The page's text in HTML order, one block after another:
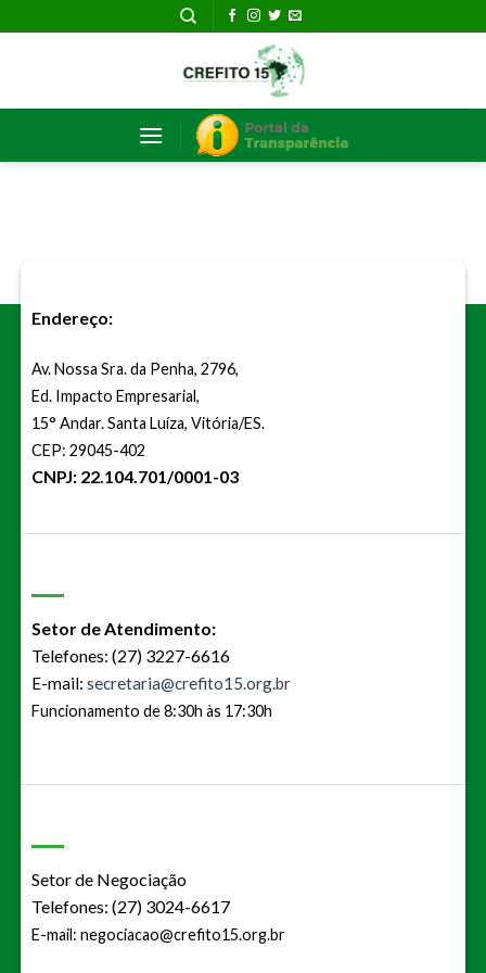
Endereço:
Av. Nossa Sra. da Penha, 2796,
Ed. Impacto Empresarial,
15° Andar. Santa Luíza, Vitória/ES.
CEP: 29045-402
CNPJ: 22.104.701/0001-03
Setor de Atendimento:
Telefones: (27) 3227-6616
E-mail: secretaria@crefito15.org.br
Funcionamento de 8:30h às 17:30h
Setor de Negociação
Telefones: (27) 3024-6617
E-mail: negociacao@crefito15.org.br